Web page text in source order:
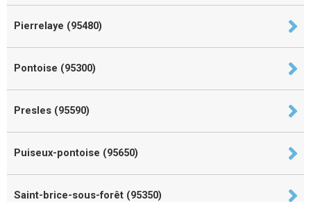
Pierrelaye (95480)
Pontoise (95300)
Presles (95590)
Puiseux-pontoise (95650)
Saint-brice-sous-forêt (95350)